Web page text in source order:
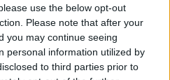
use the below opt-out
Please note that after your
you may continue seeing
personal information utilized by
to third parties prior to
Ebben az életkorban
kezdenek „romlani” a
férfiak spermái